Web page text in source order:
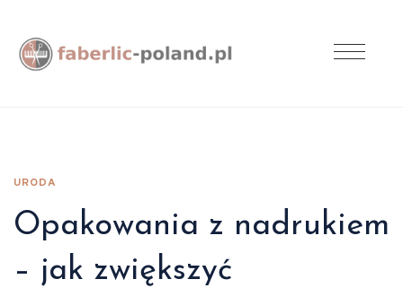
URODA
Opakowania z nadrukiem
– jak zwiększyć